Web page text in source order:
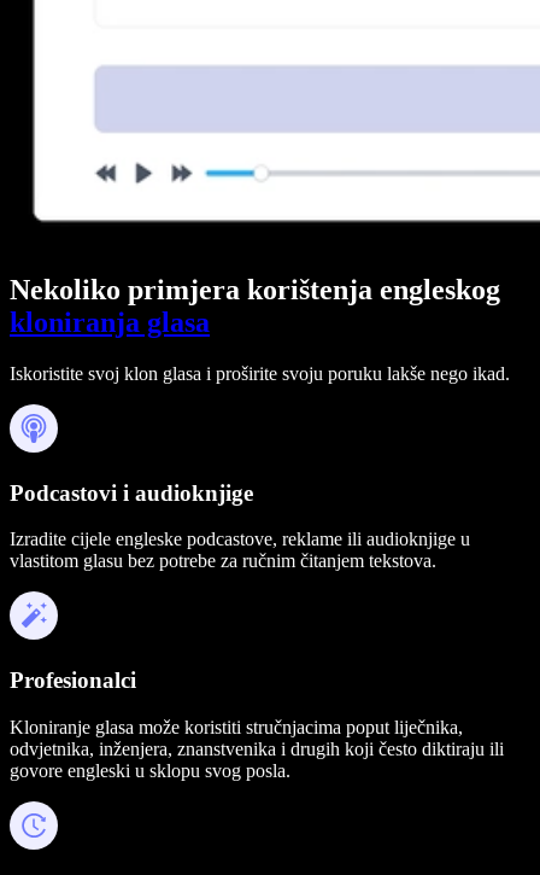
Nekoliko primjera korištenja engleskog
kloniranja glasa
Iskoristite svoj klon glasa i proširite svoju poruku lakše nego ikad.
Podcastovi i audioknjige
Izradite cijele engleske podcastove, reklame ili audioknjige u
vlastitom glasu bez potrebe za ručnim čitanjem tekstova.
Profesionalci
Kloniranje glasa može koristiti stručnjacima poput liječnika,
odvjetnika, inženjera, znanstvenika i drugih koji često diktiraju ili
govore engleski u sklopu svog posla.